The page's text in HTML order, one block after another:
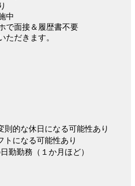
中
で面接＆履歴書不要
ただきます。
的な休日になる可能性あり
になる可能性あり
勤勤務（１か月ほど）